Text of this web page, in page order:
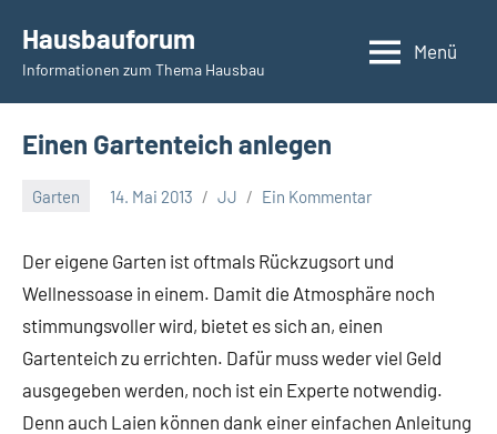
Inhalt
springen
Hausbauforum
Informationen zum Thema Hausbau
Menü
Einen Gartenteich anlegen
Garten 14. Mai 2013 JJ Ein Kommentar
Der eigene Garten ist oftmals Rückzugsort und
Wellnessoase in einem. Damit die Atmosphäre noch
stimmungsvoller wird, bietet es sich an, einen
Gartenteich zu errichten. Dafür muss weder viel Geld
ausgegeben werden, noch ist ein Experte notwendig.
Denn auch Laien können dank einer einfachen Anleitung